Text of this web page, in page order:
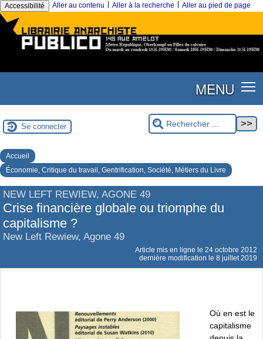
Accessibilité Aller au contenu Aller à la recherche Aller au pied de page
MENU
Se connecter
Accueil
Économie, Critique du travail, Gentrification, Société, Métiers du Livre
NEW LEFT REWIEW, AGONE 49
Crise financière globale ou triomphe du
capitalisme ?
New Left Rewiew, Agone 49
Article mis en ligne le 24 octobre 2012
dernière modification le 8 juillet 2019
Où en est le
capitalisme